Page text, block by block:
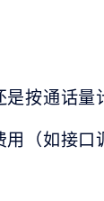
按通话量
用（如接口